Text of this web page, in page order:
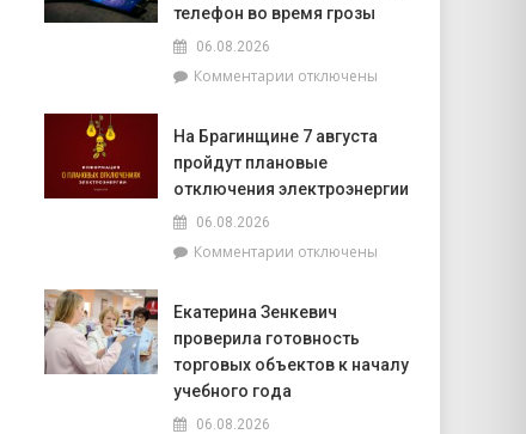
ВНС
фундаментом
государственности,
кто
сейчас
впереди
кампании
как
принять
конкурсе
телефон во время грозы
06.08.2026
Комментариик
рассказали,
почему
не
телефон
грозы
отключены
На Брагинщине 7 августа
пройдут плановые
отключения электроэнергии
06.08.2026
Комментариик
Брагинщине
7
августа
отключены
Екатерина Зенкевич
проверила готовность
торговых объектов к началу
учебного года
06.08.2026